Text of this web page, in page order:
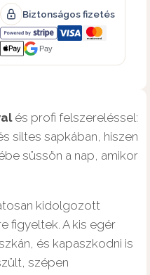
Biztonságos fizetés
Pay
és profi felszereléssel:
siltes sapkában, hiszen
süssön a nap, amikor
kidolgozott
figyeltek. A kis egér
és kapaszkodni is
szépen